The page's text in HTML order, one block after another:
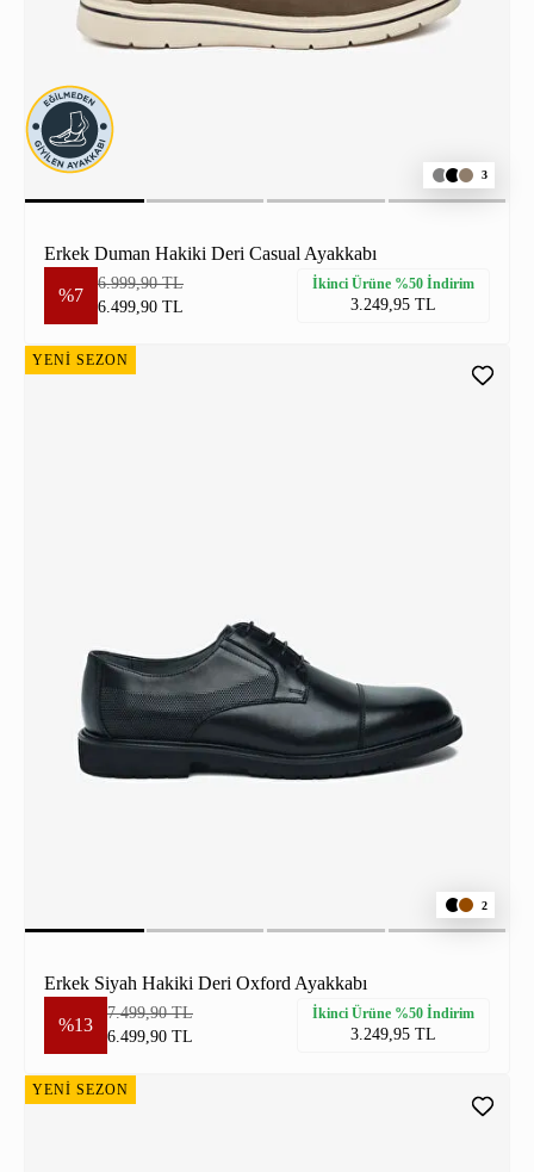
3
Erkek Duman Hakiki Deri Casual Ayakkabı
%7
6.999,90 TL
6.499,90 TL
İkinci Ürüne %50 İndirim
3.249,95 TL
YENİ SEZON
2
Erkek Siyah Hakiki Deri Oxford Ayakkabı
%13
7.499,90 TL
6.499,90 TL
İkinci Ürüne %50 İndirim
3.249,95 TL
YENİ SEZON